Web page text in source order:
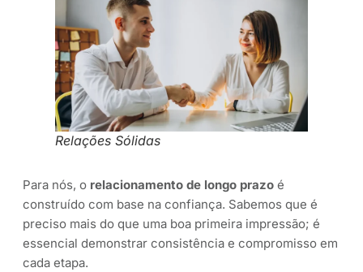
Relações Sólidas
Para nós, o relacionamento de longo prazo é
construído com base na confiança. Sabemos que é
preciso mais do que uma boa primeira impressão; é
essencial demonstrar consistência e compromisso em
cada etapa.